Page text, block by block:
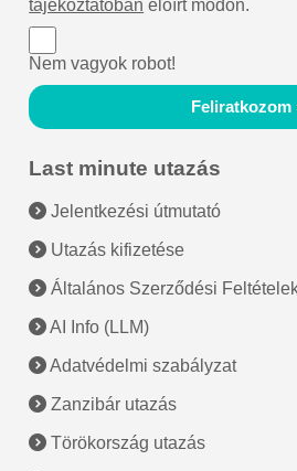
tájékoztatóban előírt módon.
Nem vagyok robot!
Feliratkozom
Last minute utazás
Jelentkezési útmutató
Utazás kifizetése
Általános Szerződési
AI Info (LLM)
Adatvédelmi szabályzat
Zanzibár utazás
Törökország utazás